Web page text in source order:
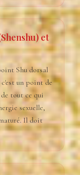
et
Shu dorsal
c'est un point de
tout ce qui
sexuelle,
Il doit